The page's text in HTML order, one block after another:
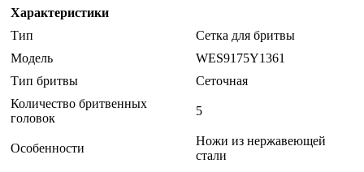
Характеристики
Тип
Сетка для бритвы
Модель
WES9175Y1361
Тип бритвы
Сеточная
Количество бритвенных
головок
5
Особенности
Ножи из нержавеющей
стали